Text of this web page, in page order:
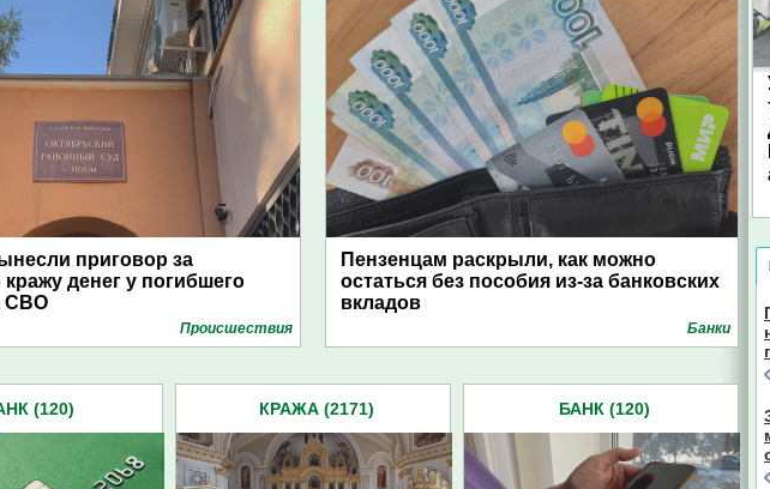
приговор за
денег у погибшего
СВО
Проиcшествия
Пензенцам раскрыли, как можно
остаться без пособия из-за банковских
вкладов
Банки
(120) КРАЖА (2171) БАНК (120)